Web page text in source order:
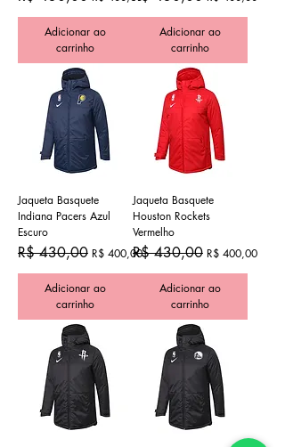
Adicionar ao
carrinho
Adicionar ao
carrinho
Jaqueta Basquete
Indiana Pacers Azul
Escuro
Preço normal
R$ 430,00 Preço promocional
R$ 400,00
Adicionar ao
carrinho
Jaqueta Basquete
Houston Rockets
Vermelho
Preço normal
R$ 430,00 Preço
R$ 400,00
Adicionar ao
carrinho